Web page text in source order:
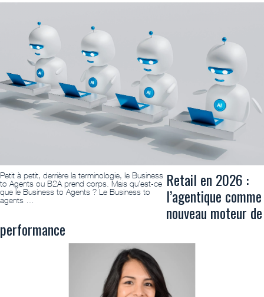
Petit à petit, derrière la terminologie, le Business
to Agents ou B2A prend corps. Mais qu’est-ce
que le Business to Agents ? Le Business to
agents …
Retail en 2026 :
l’agentique comme
nouveau moteur de
performance